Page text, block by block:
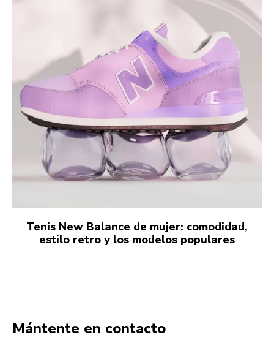
Tenis New Balance de mujer: comodidad,
estilo retro y los modelos populares
Mántente en contacto